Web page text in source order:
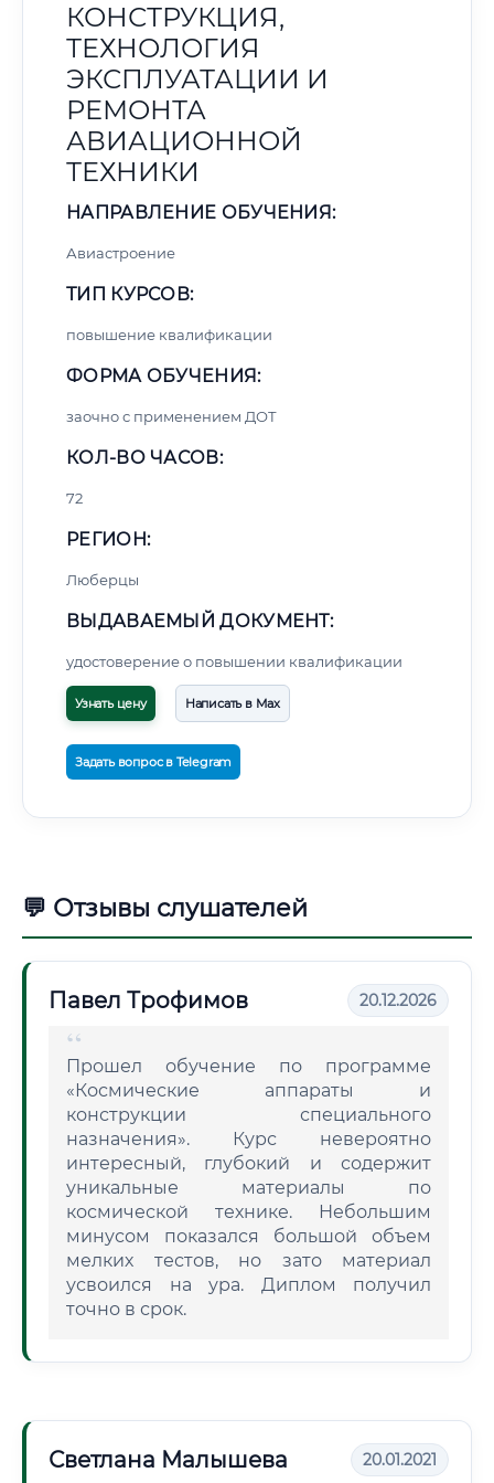
КОНСТРУКЦИЯ,
ТЕХНОЛОГИЯ
ЭКСПЛУАТАЦИИ И
РЕМОНТА
АВИАЦИОННОЙ
ТЕХНИКИ
НАПРАВЛЕНИЕ ОБУЧЕНИЯ:
Авиастроение
ТИП КУРСОВ:
повышение квалификации
ФОРМА ОБУЧЕНИЯ:
заочно с применением ДОТ
КОЛ-ВО ЧАСОВ:
72
РЕГИОН:
Люберцы
ВЫДАВАЕМЫЙ ДОКУМЕНТ:
удостоверение о повышении квалификации
Узнать цену Написать в Max
Задать вопрос в Telegram
💬 Отзывы слушателей
Павел Трофимов 20.12.2026
Прошел обучение по программе
«Космические аппараты и
конструкции специального
назначения». Курс невероятно
интересный, глубокий и содержит
уникальные материалы по
космической технике. Небольшим
минусом показался большой объем
мелких тестов, но зато материал
усвоился на ура. Диплом получил
точно в срок.
Светлана Малышева 20.01.2021